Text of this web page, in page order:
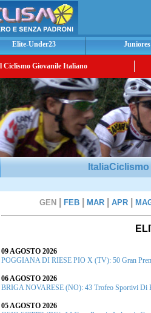
Elite-Under23 Juniores
Ciclismo Giovanile Italiano
GEN FEB MAR APR
09 AGOSTO 2026
POGGIANA DI RIESE PIO X (TV): 50 Gran
06 AGOSTO 2026
BRIGA NOVARESE (NO): 43 Trofeo Sportivi Di
05 AGOSTO 2026